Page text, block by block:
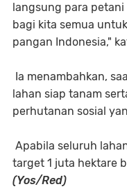
langsung para
bagi kita semua
pangan Indonesia,"
Ia menambahkan,
lahan siap tanam
perhutanan sosial
Apabila seluruh
target 1 juta hektare
(Yos/Red)